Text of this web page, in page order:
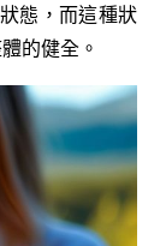
態，而這種狀
的健全。